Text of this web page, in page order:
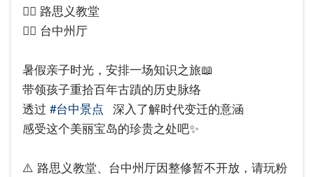
👉🏻 路思义教堂
👉🏻 台中州厅
暑假亲子时光，安排一场知识之旅📖
带领孩子重拾百年古蹟的历史脉络
透过 #台中景点 深入了解时代变迁的意涵
感受这个美丽宝岛的珍贵之处吧✨
⚠️ 路思义教堂、台中州厅因整修暂不开放，请玩粉